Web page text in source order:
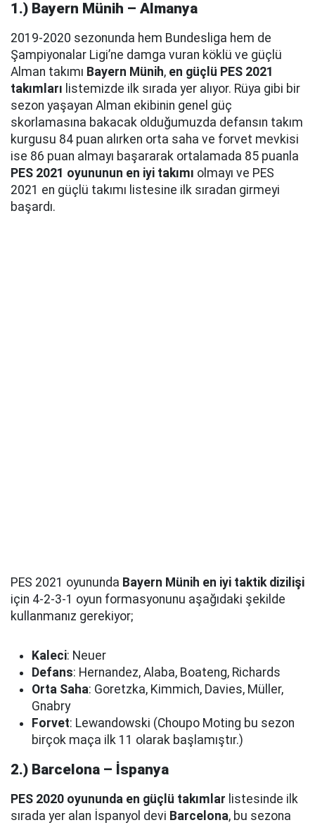
1.) Bayern Münih – Almanya
2019-2020 sezonunda hem Bundesliga hem de
Şampiyonalar Ligi’ne damga vuran köklü ve güçlü
Alman takımı Bayern Münih, en güçlü PES 2021
takımları listemizde ilk sırada yer alıyor. Rüya gibi bir
sezon yaşayan Alman ekibinin genel güç
skorlamasına bakacak olduğumuzda defansın takım
kurgusu 84 puan alırken orta saha ve forvet mevkisi
ise 86 puan almayı başararak ortalamada 85 puanla
PES 2021 oyununun en iyi takımı olmayı ve PES
2021 en güçlü takımı listesine ilk sıradan girmeyi
başardı.
PES 2021 oyununda Bayern Münih en iyi taktik dizilişi
için 4-2-3-1 oyun formasyonunu aşağıdaki şekilde
kullanmanız gerekiyor;
Kaleci: Neuer
Defans: Hernandez, Alaba, Boateng, Richards
Orta Saha: Goretzka, Kimmich, Davies, Müller,
Gnabry
Forvet: Lewandowski (Choupo Moting bu sezon
birçok maça ilk 11 olarak başlamıştır.)
2.) Barcelona – İspanya
PES 2020 oyununda en güçlü takımlar listesinde ilk
sırada yer alan İspanyol devi Barcelona, bu sezona